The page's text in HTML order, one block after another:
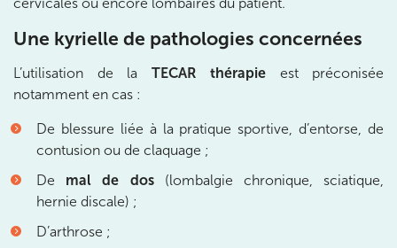
Une kyrielle de pathologies concernées
L’utilisation de la TECAR thérapie est préconisée
notamment en cas :
De blessure liée à la pratique sportive, d’entorse, de
contusion ou de claquage ;
De mal de dos(lombalgie chronique, sciatique,
hernie discale) ;
D’arthrose ;
380 Av. de la Division Leclerc 92290
Châtenay-Malabry
380 Av. de la Division Leclerc 92290 Châtenay-
Prenez RDV sur
Prenez RDV sur
IK PARIS 17 – VILLIERS